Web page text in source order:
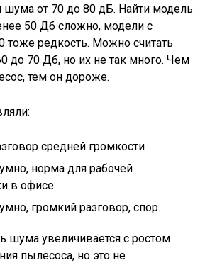
шума от 70 до 80 дБ. Найти модель
50 Дб сложно, модели с
тоже редкость. Можно считать
до 70 Дб, но их не так много. Чем
тем он дороже.
средней громкости
норма для рабочей
в офисе
громкий разговор, спор.
шума увеличивается с ростом
пылесоса, но это не